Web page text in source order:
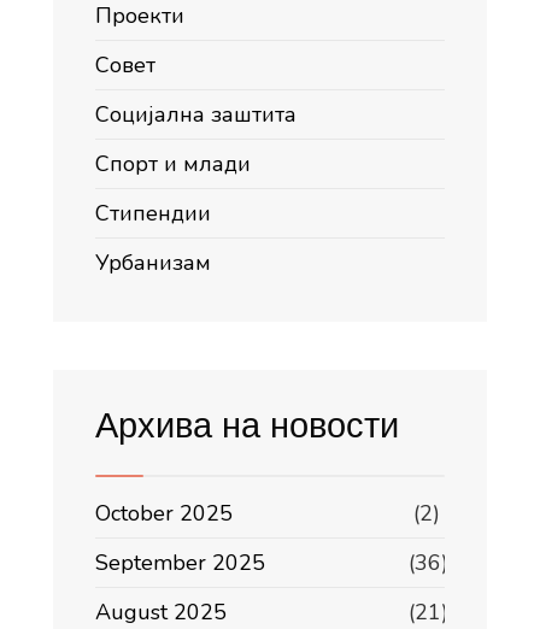
Проекти
Совет
Социјална заштита
Спорт и млади
Стипендии
Урбанизам
Архива на новости
October 2025
(2)
September 2025
(36)
August 2025
(21)